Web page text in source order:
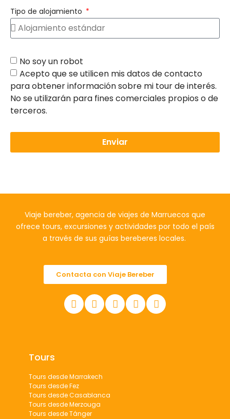
Tipo de alojamiento
No soy un robot
Acepto que se utilicen mis datos de contacto
para obtener información sobre mi tour de interés.
No se utilizarán para fines comerciales propios o de
terceros.
Enviar
Viaje bereber, agencia de viajes de Marruecos que
ofrece tours, excursiones y actividades por todo el país
a través de sus guías bereberes locales.
Contacta con Viaje Bereber
Tours
Tours desde Marrakech
Tours desde Fez
Tours desde Casablanca
Tours desde Merzouga
Tours desde Tánger